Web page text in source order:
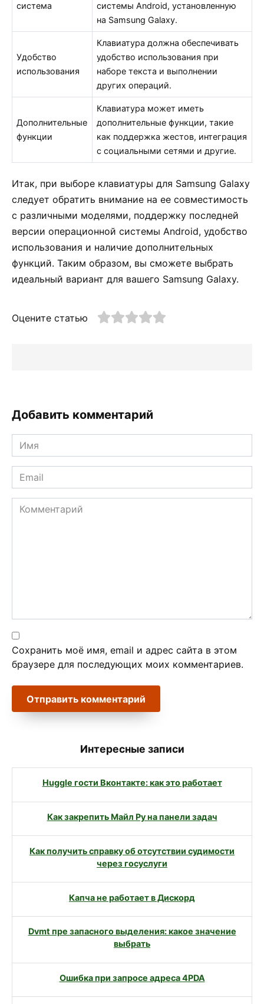
система
системы Android, установленную
на Samsung Galaxy.
Удобство
использования
Клавиатура должна обеспечивать
удобство использования при
наборе текста и выполнении
других операций.
Дополнительные
функции
Клавиатура может иметь
дополнительные функции, такие
как поддержка жестов, интеграция
с социальными сетями и другие.
Итак, при выборе клавиатуры для Samsung Galaxy
следует обратить внимание на ее совместимость
с различными моделями, поддержку последней
версии операционной системы Android, удобство
использования и наличие дополнительных
функций. Таким образом, вы сможете выбрать
идеальный вариант для вашего Samsung Galaxy.
Оцените статью
Добавить комментарий
Имя
*
Email
*
Комментарий
Сохранить моё имя, email и адрес сайта в этом
браузере для последующих моих комментариев.
Интересные записи
Huggle гости Вконтакте: как это работает
Как закрепить Майл Ру на панели задач
Как получить справку об отсутствии судимости
через госуслуги
Капча не работает в Дискорд
Dvmt пре запасного выделения: какое значение
выбрать
Ошибка при запросе адреса 4PDA